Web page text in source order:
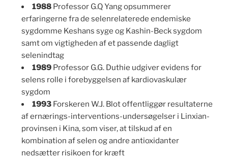
1988 Professor G.Q Yang opsummerer
erfaringerne fra de selenrelaterede endemiske
sygdomme Keshans syge og Kashin-Beck sygdom
samt om vigtigheden af et passende dagligt
selenindtag
1989 Professor G.G. Duthie udgiver evidens for
selens rolle i forebyggelsen af kardiovaskulær
sygdom
1993 Forskeren W.J. Blot offentliggør resultaterne
af ernærings-interventions-undersøgelser i Linxian-
provinsen i Kina, som viser, at tilskud af en
kombination af selen og andre antioxidanter
nedsætter risikoen for kræft